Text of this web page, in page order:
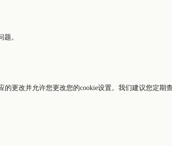
题。
的更改并允许您更改您的cookie设置。我们建议您定